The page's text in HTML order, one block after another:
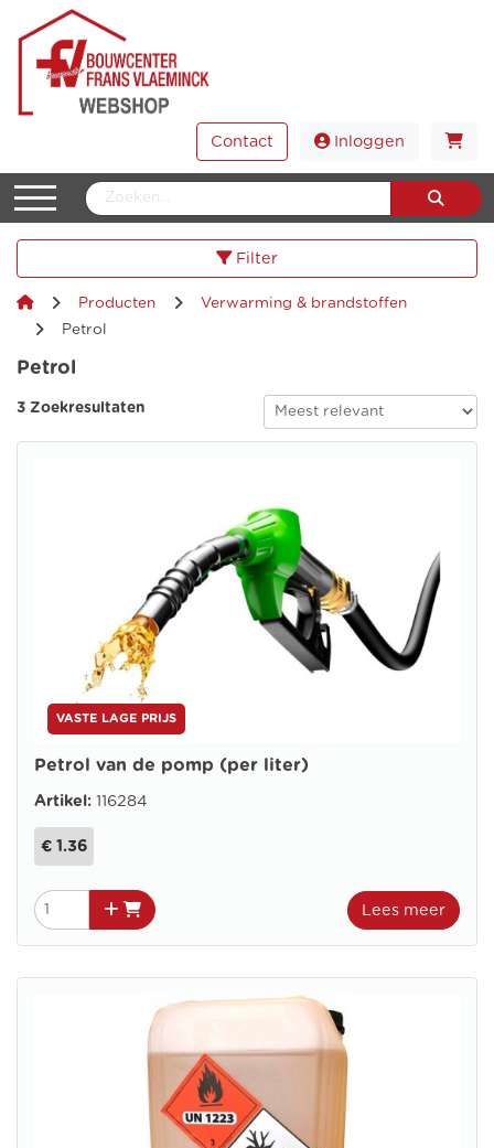
Contact Inloggen
Filter
Producten
Verwarming & brandstoffen
Petrol
Petrol
3 Zoekresultaten
VASTE LAGE PRIJS
Petrol van de pomp (per liter)
Artikel: 116284
€ 1.36
Lees meer